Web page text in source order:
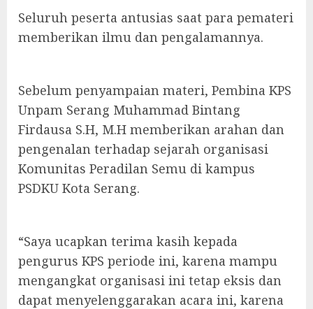
Seluruh peserta antusias saat para pemateri
memberikan ilmu dan pengalamannya.
Sebelum penyampaian materi, Pembina KPS
Unpam Serang Muhammad Bintang
Firdausa S.H, M.H memberikan arahan dan
pengenalan terhadap sejarah organisasi
Komunitas Peradilan Semu di kampus
PSDKU Kota Serang.
“Saya ucapkan terima kasih kepada
pengurus KPS periode ini, karena mampu
mengangkat organisasi ini tetap eksis dan
dapat menyelenggarakan acara ini, karena